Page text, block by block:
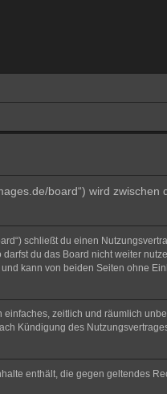
board“) wird
schließt du einen
du das Board nicht weiter
kann von beiden Seiten ohne
zeitlich und räumlich
Kündigung des
enthält, die gegen geltendes